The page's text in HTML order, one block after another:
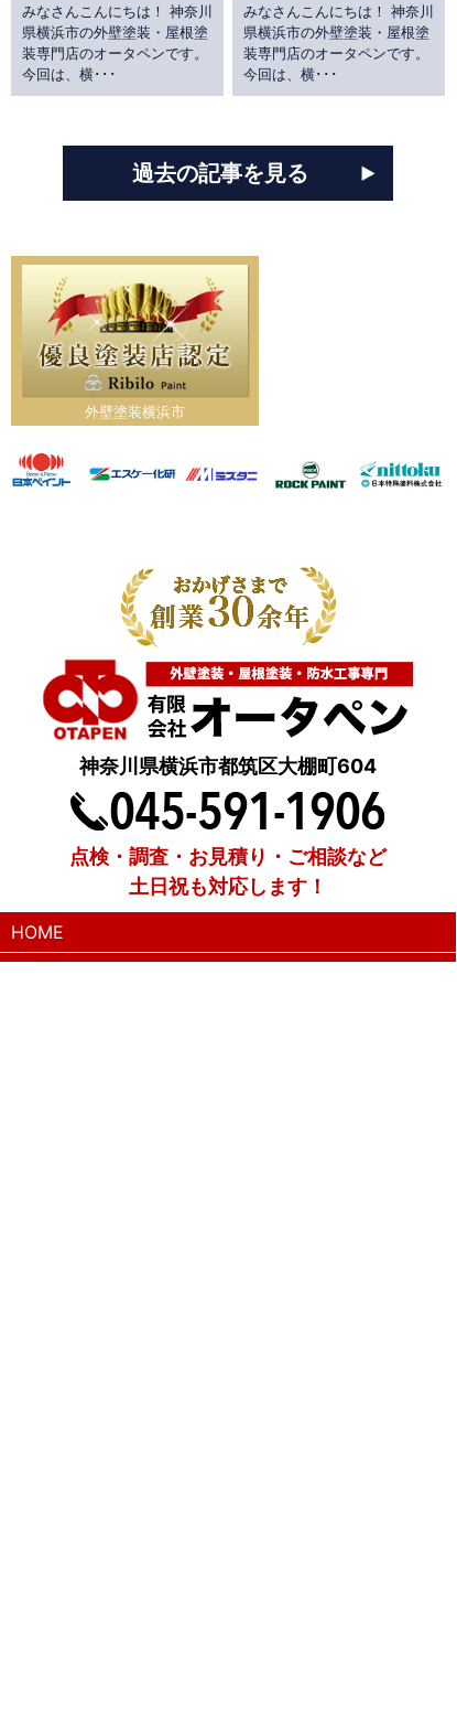
みなさんこんにちは！ 神奈川
県横浜市の外壁塗装・屋根塗
装専門店のオータペンです。
今回は、横･･･
みなさんこんにちは！ 神奈川
県横浜市の外壁塗装・屋根塗
装専門店のオータペンです。
今回は、横･･･
過去の記事を見る
外壁塗装横浜市
神奈川県横浜市都筑区大棚町604
点検・調査・お見積り・ご相談など
土日祝も対応します！
HOME